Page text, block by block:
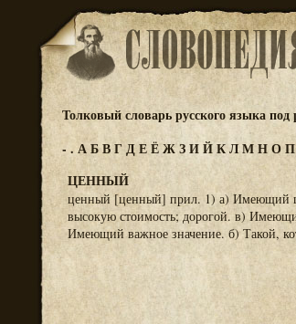
Толковый словарь русского языка
-. АБВГДЕЁЖЗИЙКЛМНОП
ЦЕННЫЙ
ценный [ценный] прил. 1) а) Имеющий
высокую стоимость; дорогой. в)
Имеющий важное значение. б) Такой,